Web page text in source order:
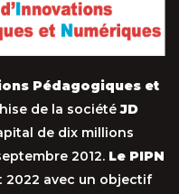
Pédagogiques et
de la sociétéJD
de dix millions
2012. Le PIPN
2022 avec un objectif